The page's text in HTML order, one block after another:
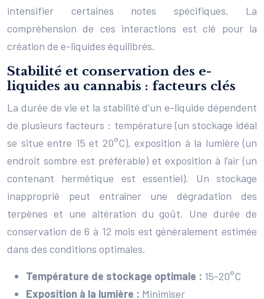
intensifier certaines notes spécifiques. La
compréhension de ces interactions est clé pour la
création de e-liquides équilibrés.
Stabilité et conservation des e-
liquides au cannabis : facteurs clés
La durée de vie et la stabilité d’un e-liquide dépendent
de plusieurs facteurs : température (un stockage idéal
se situe entre 15 et 20°C), exposition à la lumière (un
endroit sombre est préférable) et exposition à l’air (un
contenant hermétique est essentiel). Un stockage
inapproprié peut entraîner une dégradation des
terpènes et une altération du goût. Une durée de
conservation de 6 à 12 mois est généralement estimée
dans des conditions optimales.
Température de stockage optimale : 15-20°C
Exposition à la lumière : Minimiser